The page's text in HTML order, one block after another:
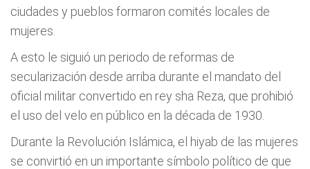
ciudades y pueblos formaron comités locales de
mujeres.
A esto le siguió un periodo de reformas de
secularización desde arriba durante el mandato del
oficial militar convertido en rey sha Reza, que prohibió
el uso del velo en público en la década de 1930.
Durante la Revolución Islámica, el hiyab de las mujeres
se convirtió en un importante símbolo político de que